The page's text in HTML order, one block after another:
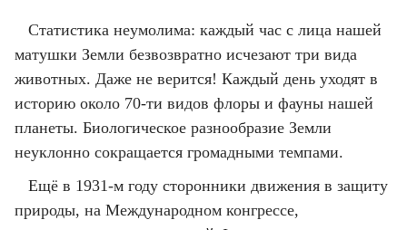
Статистика неумолима: каждый час с лица нашей
матушки Земли безвозвратно исчезают три вида
животных. Даже не верится! Каждый день уходят в
историю около 70-ти видов флоры и фауны нашей
планеты. Биологическое разнообразие Земли
неуклонно сокращается громадными темпами.
Ещё в 1931-м году сторонники движения в защиту
природы, на Международном конгрессе,